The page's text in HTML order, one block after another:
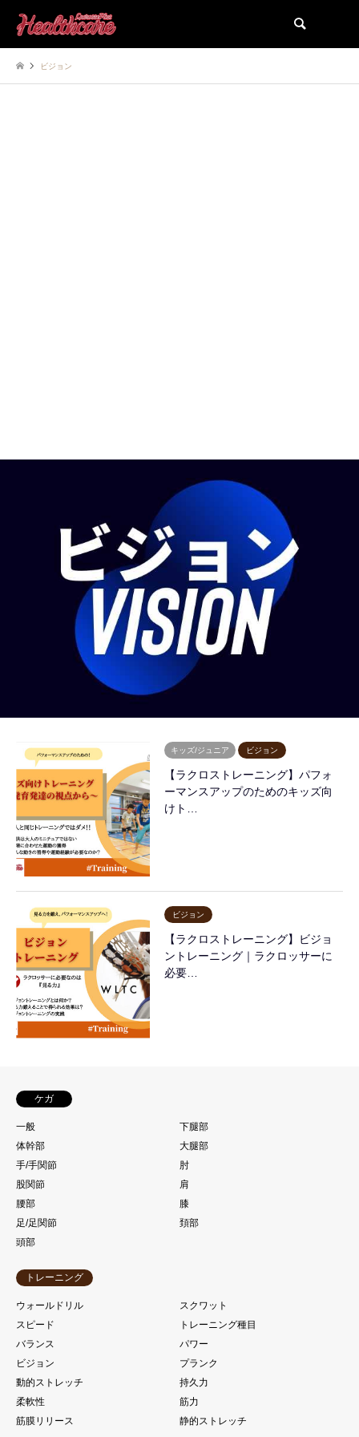
ビジョン
キッズ/ジュニア ビジョン
【ラクロストレーニング】パフォ
ーマンスアップのためのキッズ向
けト…
ビジョン
【ラクロストレーニング】ビジョ
ントレーニング｜ラクロッサーに
必要…
ケガ
一般
下腿部
体幹部
大腿部
手/手関節
肘
股関節
肩
腰部
膝
足/足関節
頚部
頭部
トレーニング
ウォールドリル
スクワット
スピード
トレーニング種目
バランス
パワー
ビジョン
プランク
動的ストレッチ
持久力
柔軟性
筋力
筋膜リリース
静的ストレッチ